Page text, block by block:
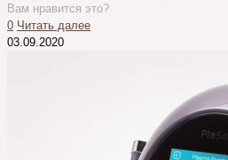
Вам нравится это?
0 Читать далее
03.09.2020